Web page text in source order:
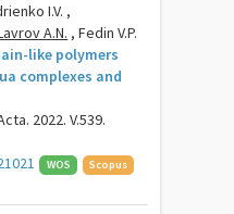
I.V. ,
A.N. , Fedin V.P.
like polymers
complexes and
2022. V.539.
WOS
Scopus